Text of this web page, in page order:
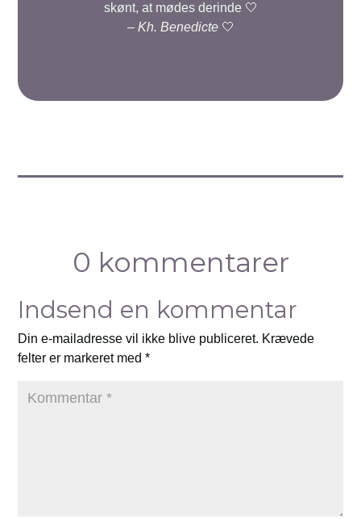
skønt, at mødes derinde 🤍
– Kh. Benedicte🤍
0 kommentarer
Indsend en kommentar
Din e-mailadresse vil ikke blive publiceret. Krævede
felter er markeret med*